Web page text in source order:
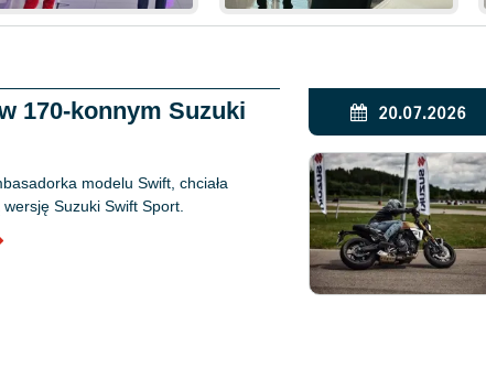
170-konnym Suzuki
modelu Swift, chciała
Suzuki Swift Sport.
20.07.2026